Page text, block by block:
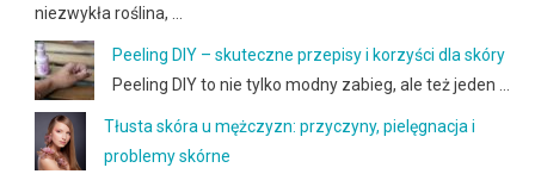
niezwykła roślina, …
Peeling DIY – skuteczne przepisy i korzyści dla skóry
Peeling DIY to nie tylko modny zabieg, ale też jeden …
Tłusta skóra u mężczyzn: przyczyny, pielęgnacja i
problemy skórne